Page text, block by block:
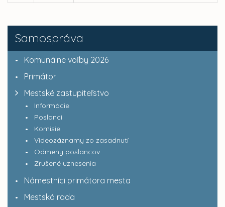
Samospráva
Komunálne voľby 2026
Primátor
Mestské zastupiteľstvo
Informácie
Poslanci
Komisie
Videozáznamy zo zasadnutí
Odmeny poslancov
Zrušené uznesenia
Námestníci primátora mesta
Mestská rada